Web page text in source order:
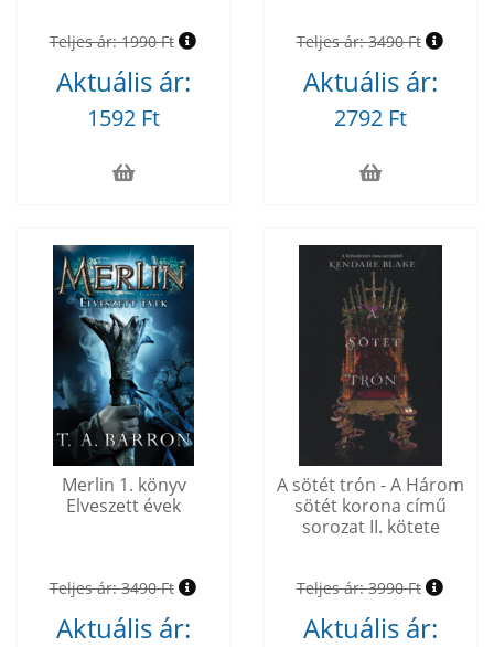
Teljes ár:1990 Ft
Aktuális ár:
1592 Ft
Teljes ár:3490 Ft
Aktuális ár:
2792 Ft
Merlin 1. könyv
Elveszett évek
Teljes ár:3490 Ft
Aktuális ár:
A sötét trón - A Három
sötét korona című
sorozat II. kötete
Teljes ár:3990 Ft
Aktuális ár: